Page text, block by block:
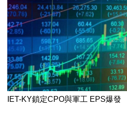
IET-KY鎖定CPO與軍工 EPS爆發